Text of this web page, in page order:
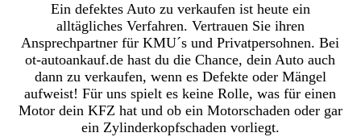
Ein defektes Auto zu verkaufen ist heute ein
alltägliches Verfahren. Vertrauen Sie ihren
Ansprechpartner für KMU´s und Privatpersohnen. Bei
ot-autoankauf.de hast du die Chance, dein Auto auch
dann zu verkaufen, wenn es Defekte oder Mängel
aufweist! Für uns spielt es keine Rolle, was für einen
Motor dein KFZ hat und ob ein Motorschaden oder gar
ein Zylinderkopfschaden vorliegt.